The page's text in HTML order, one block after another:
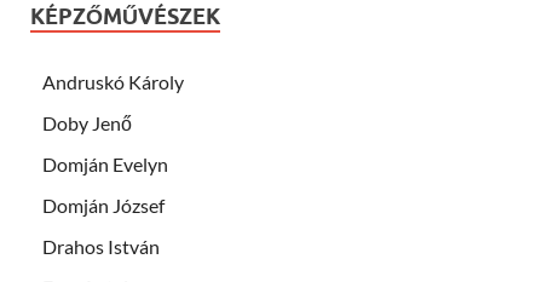
KÉPZŐMŰVÉSZEK
Andruskó Károly
Doby Jenő
Domján Evelyn
Domján József
Drahos István